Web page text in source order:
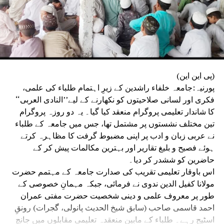
رہے گی اور ضرورت پڑنے پر جمہوری اور قانونی طریقوں سے
وسیع پیمانے پر تحریک بھی چلائے گی۔
(پی این این)
پورنیہ:جامعہ خلفاء راشدین کے زیرِ اہتمام طلباء کی علمی،
فکری اور لسانی صلاحیتوں کو نکھارنے کے لیے’’النادی العربی‘‘
کا شاندار تعلیمی پروگرام منعقد کیا گیا۔ یہ دو روزہ پروگرام
تین مختلف نشستوں پر مشتمل تھا، جس میں جامعہ کے طلباء
نے عربی زبان و ادب پر اپنی مضبوط گرفت کا مظاہرہ کرتے
ہوئے فصیح و بلیغ تقاریر اور بہترین مکالمات پیش کر کے
حاضرین کو ششدر کر دیا۔
اس باوقار تعلیمی تقریب کی صدارت جامعہ کے مہتمم حضرت
مولانا کفیل الدین ندوی نے فرمائی، جبکہ مہمانِ خصوصی کے
طور پر معروف علمی و دینی شخصیت حضرت مفتی عمران
احمد قاسمی صاحب (سابق شیخ الحدیث پانولی، گجرات) رونقِ
اسٹیج رہے۔ طلباء کے مابین منعقدہ تعلیمی مقابلوں میں جانچ